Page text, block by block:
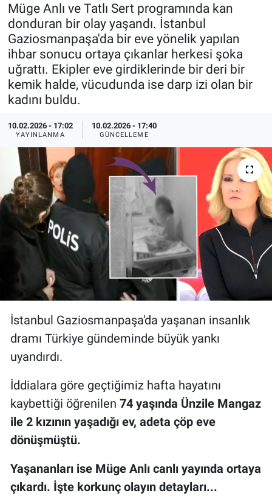
Müge Anlı ve Tatlı Sert programında kan
donduran bir olay yaşandı. İstanbul
Gaziosmanpaşa'da bir eve yönelik yapılan
ihbar sonucu ortaya çıkanlar herkesi şoka
uğrattı. Ekipler eve girdiklerinde bir deri bir
kemik halde, vücudunda ise darp izi olan bir
kadını buldu.
10.02.2026 - 17:02
YAYINLANMA
10.02.2026 - 17:40
GÜNCELLEME
İstanbul Gaziosmanpaşa'da yaşanan insanlık
dramı Türkiye gündeminde büyük yankı
uyandırdı.
İddialara göre geçtiğimiz hafta hayatını
kaybettiği öğrenilen 74 yaşında Ünzile Mangaz
ile 2 kızının yaşadığı ev, adeta çöp eve
dönüşmüştü.
Yaşananları ise Müge Anlı canlı yayında ortaya
çıkardı. İşte korkunç olayın detayları...
Trend
Özel Haberler
Yazarlar
Ekonomi
Dünya
Medya
Kadın
Erişim Bilgileri
Sağlık
Teknoloji
Ramazan
Son Dakika Haberleri
Haber Arşivi